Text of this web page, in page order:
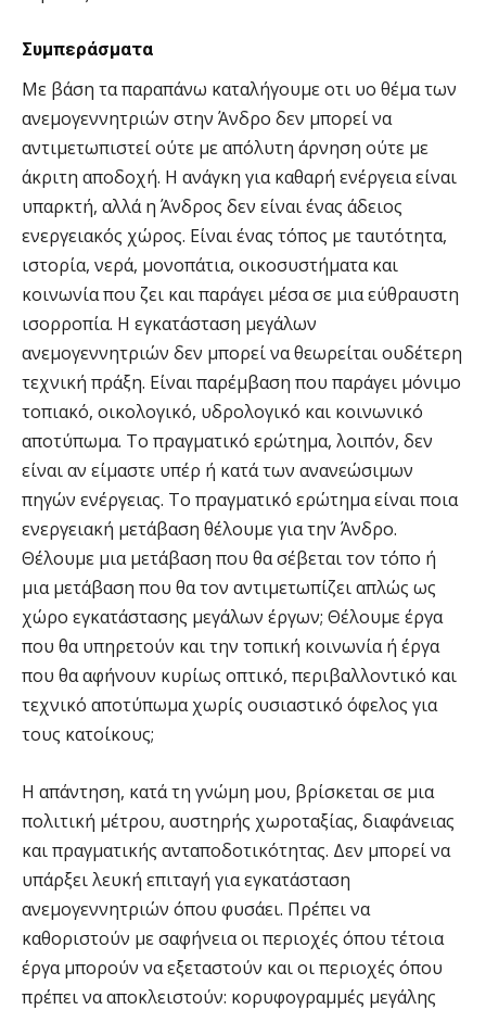
Συμπεράσματα
Με βάση τα παραπάνω καταλήγουμε οτι υο θέμα των
ανεμογεννητριών στην Άνδρο δεν μπορεί να
αντιμετωπιστεί ούτε με απόλυτη άρνηση ούτε με
άκριτη αποδοχή. Η ανάγκη για καθαρή ενέργεια είναι
υπαρκτή, αλλά η Άνδρος δεν είναι ένας άδειος
ενεργειακός χώρος. Είναι ένας τόπος με ταυτότητα,
ιστορία, νερά, μονοπάτια, οικοσυστήματα και
κοινωνία που ζει και παράγει μέσα σε μια εύθραυστη
ισορροπία. Η εγκατάσταση μεγάλων
ανεμογεννητριών δεν μπορεί να θεωρείται ουδέτερη
τεχνική πράξη. Είναι παρέμβαση που παράγει μόνιμο
τοπιακό, οικολογικό, υδρολογικό και κοινωνικό
αποτύπωμα. Το πραγματικό ερώτημα, λοιπόν, δεν
είναι αν είμαστε υπέρ ή κατά των ανανεώσιμων
πηγών ενέργειας. Το πραγματικό ερώτημα είναι ποια
ενεργειακή μετάβαση θέλουμε για την Άνδρο.
Θέλουμε μια μετάβαση που θα σέβεται τον τόπο ή
μια μετάβαση που θα τον αντιμετωπίζει απλώς ως
χώρο εγκατάστασης μεγάλων έργων; Θέλουμε έργα
που θα υπηρετούν και την τοπική κοινωνία ή έργα
που θα αφήνουν κυρίως οπτικό, περιβαλλοντικό και
τεχνικό αποτύπωμα χωρίς ουσιαστικό όφελος για
τους κατοίκους;
Η απάντηση, κατά τη γνώμη μου, βρίσκεται σε μια
πολιτική μέτρου, αυστηρής χωροταξίας, διαφάνειας
και πραγματικής ανταποδοτικότητας. Δεν μπορεί να
υπάρξει λευκή επιταγή για εγκατάσταση
ανεμογεννητριών όπου φυσάει. Πρέπει να
καθοριστούν με σαφήνεια οι περιοχές όπου τέτοια
έργα μπορούν να εξεταστούν και οι περιοχές όπου
πρέπει να αποκλειστούν: κορυφογραμμές μεγάλης